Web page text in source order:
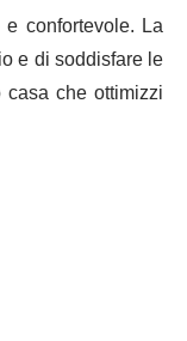
confortevole. La
e di soddisfare le
casa che ottimizzi